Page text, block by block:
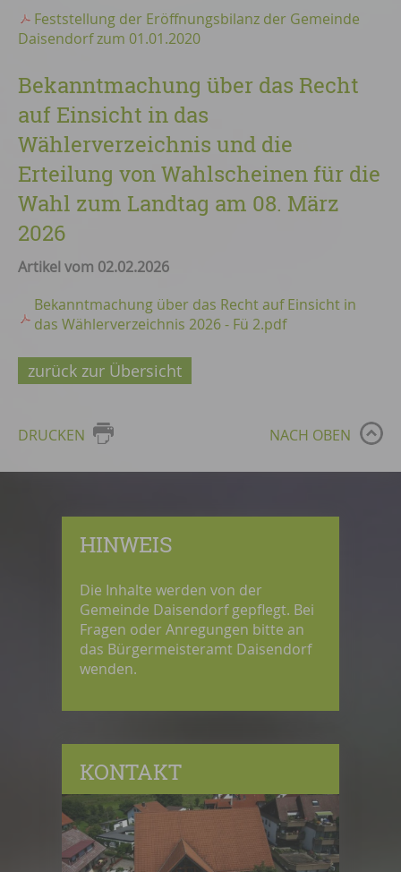
Feststellung der Eröffnungsbilanz der Gemeinde
Daisendorf zum 01.01.2020
Bekanntmachung über das Recht
auf Einsicht in das
Wählerverzeichnis und die
Erteilung von Wahlscheinen für die
Wahl zum Landtag am 08. März
2026
Artikel vom 02.02.2026
Bekanntmachung über das Recht auf Einsicht in
das Wählerverzeichnis 2026 - Fü 2.pdf
zurück zur Übersicht
DRUCKEN NACH OBEN
HINWEIS
Die Inhalte werden von der
Gemeinde Daisendorf gepflegt. Bei
Fragen oder Anregungen bitte an
das Bürgermeisteramt Daisendorf
wenden.
KONTAKT